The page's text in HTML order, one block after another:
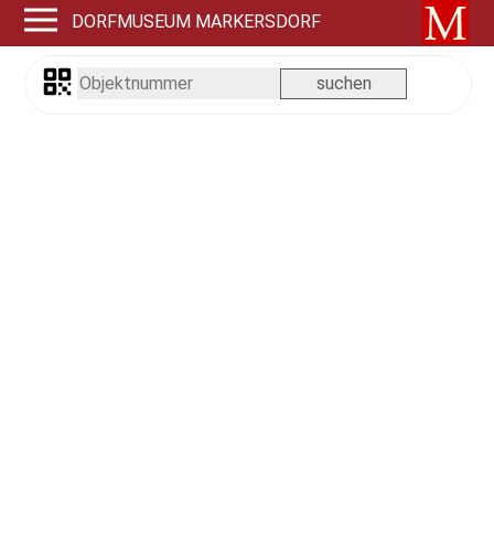
DORFMUSEUM MARKERSDORF